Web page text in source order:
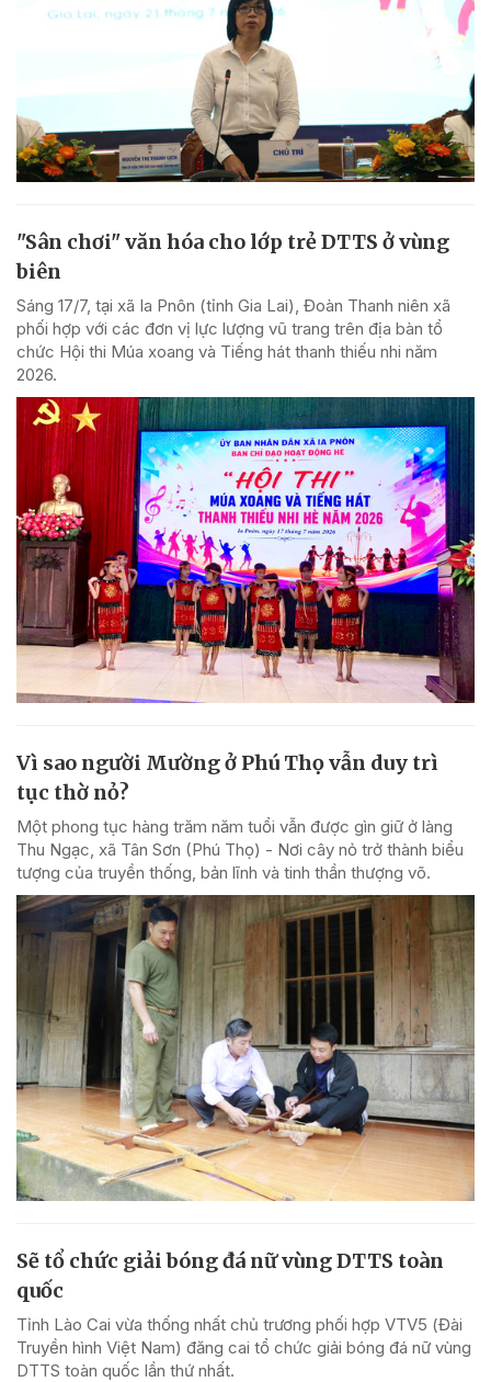
"Sân chơi" văn hóa cho lớp trẻ DTTS ở vùng
biên
Sáng 17/7, tại xã Ia Pnôn (tỉnh Gia Lai), Đoàn Thanh niên xã
phối hợp với các đơn vị lực lượng vũ trang trên địa bàn tổ
chức Hội thi Múa xoang và Tiếng hát thanh thiếu nhi năm
2026.
Vì sao người Mường ở Phú Thọ vẫn duy trì
tục thờ nỏ?
Một phong tục hàng trăm năm tuổi vẫn được gìn giữ ở làng
Thu Ngạc, xã Tân Sơn (Phú Thọ) - Nơi cây nỏ trở thành biểu
tượng của truyền thống, bản lĩnh và tinh thần thượng võ.
Sẽ tổ chức giải bóng đá nữ vùng DTTS toàn
quốc
Tỉnh Lào Cai vừa thống nhất chủ trương phối hợp VTV5 (Đài
Truyền hình Việt Nam) đăng cai tổ chức giải bóng đá nữ vùng
DTTS toàn quốc lần thứ nhất.